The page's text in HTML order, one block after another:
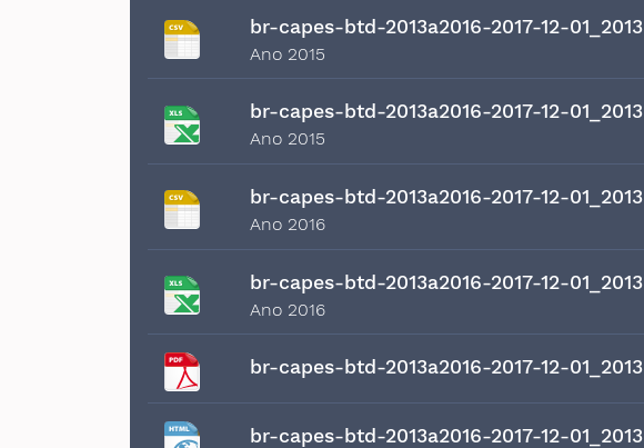
br-capes-btd-2013a2016-2017-12-01_2013
Ano 2015
br-capes-btd-2013a2016-2017-12-01_2013
Ano 2015
br-capes-btd-2013a2016-2017-12-01_2013
Ano 2016
br-capes-btd-2013a2016-2017-12-01_2013
Ano 2016
br-capes-btd-2013a2016-2017-12-01_2013
br-capes-btd-2013a2016-2017-12-01_2013